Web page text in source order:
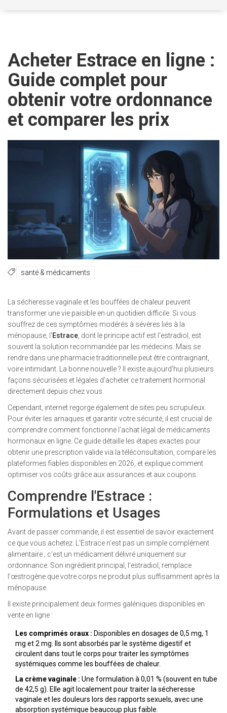
Acheter Estrace en ligne :
Guide complet pour
obtenir votre ordonnance
et comparer les prix
santé & médicaments
La sécheresse vaginale et les bouffées de chaleur peuvent
transformer une vie paisible en un quotidien difficile. Si vous
souffrez de ces symptômes modérés à sévères liés à la
ménopause, l' Estrace , dont le principe actif est l'estradiol
, est
souvent la solution recommandée par les médecins. Mais se
rendre dans une pharmacie traditionnelle peut être contraignant,
voire intimidant. La bonne nouvelle ? Il existe aujourd'hui plusieurs
façons sécurisées et légales d'acheter ce traitement hormonal
directement depuis chez vous.
Cependant, internet regorge également de sites peu scrupuleux.
Pour éviter les arnaques et garantir votre sécurité, il est crucial de
comprendre comment fonctionne l'achat légal de médicaments
hormonaux en ligne. Ce guide détaille les étapes exactes pour
obtenir une prescription valide via la téléconsultation, compare les
plateformes fiables disponibles en 2026, et explique comment
optimiser vos coûts grâce aux assurances et aux coupons.
Comprendre l'Estrace :
Formulations et Usages
Avant de passer commande, il est essentiel de savoir exactement
ce que vous achetez. L'Estrace n'est pas un simple complément
alimentaire ; c'est un médicament délivré uniquement sur
ordonnance. Son ingrédient principal, l'estradiol, remplace
l'œstrogène que votre corps ne produit plus suffisamment après la
ménopause.
Il existe principalement deux formes galéniques disponibles en
vente en ligne :
Les comprimés oraux : Disponibles en dosages de 0,5 mg, 1
mg et 2 mg. Ils sont absorbés par le système digestif et
circulent dans tout le corps pour traiter les symptômes
systémiques comme les bouffées de chaleur.
La crème vaginale : Une formulation à 0,01 % (souvent en tube
de 42,5 g). Elle agit localement pour traiter la sécheresse
vaginale et les douleurs lors des rapports sexuels, avec une
absorption systémique beaucoup plus faible.